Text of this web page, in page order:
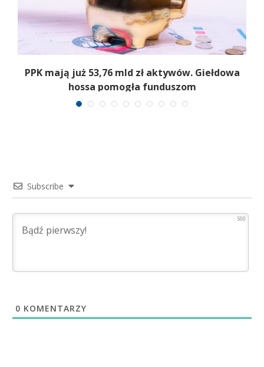
PPK mają już 53,76 mld zł aktywów. Giełdowa
hossa pomogła funduszom
Subscribe
500
0 KOMENTARZY